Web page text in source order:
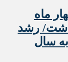
ماه
همت گذشت/ رشد
سال